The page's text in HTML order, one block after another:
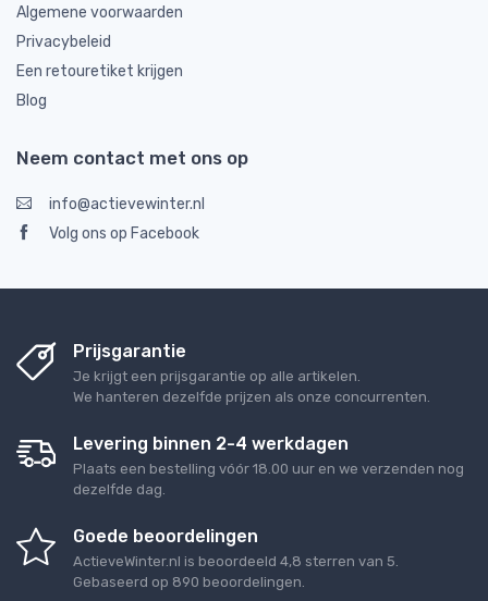
Algemene voorwaarden
Privacybeleid
Een retouretiket krijgen
Blog
Neem contact met ons op
info@actievewinter.nl
Volg ons op Facebook
Prijsgarantie
Je krijgt een prijsgarantie op alle artikelen.
We hanteren dezelfde prijzen als onze concurrenten.
Levering binnen 2-4 werkdagen
Plaats een bestelling vóór 18.00 uur en we verzenden nog
dezelfde dag.
Goede beoordelingen
ActieveWinter.nl is beoordeeld 4,8 sterren van 5
Gebaseerd op 890 beoordelingen.